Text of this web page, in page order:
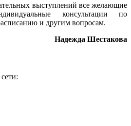
выступлений все желающие
консультации по
и другим вопросам.
Надежда Шестакова